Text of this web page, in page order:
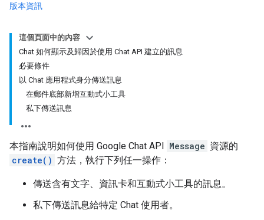
版本資訊
這個頁面中的內容
Chat 如何顯示及歸因於使用 Chat API 建立的訊息
必要條件
以 Chat 應用程式身分傳送訊息
在郵件底部新增互動式小工具
私下傳送訊息
本指南說明如何使用 Google Chat API Message 資源的
create() 方法，執行下列任一操作：
傳送含有文字、資訊卡和互動式小工具的訊息。
私下傳送訊息給特定 Chat 使用者。